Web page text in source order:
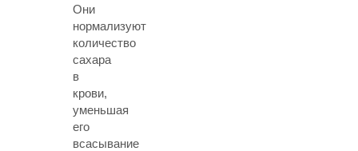
Они
нормализуют
количество
сахара
в
крови,
уменьшая
его
всасывание